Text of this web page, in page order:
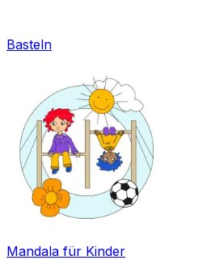
Basteln
Mandala für Kinder